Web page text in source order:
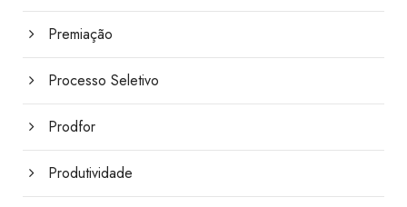
Premiação
Processo Seletivo
Prodfor
Produtividade